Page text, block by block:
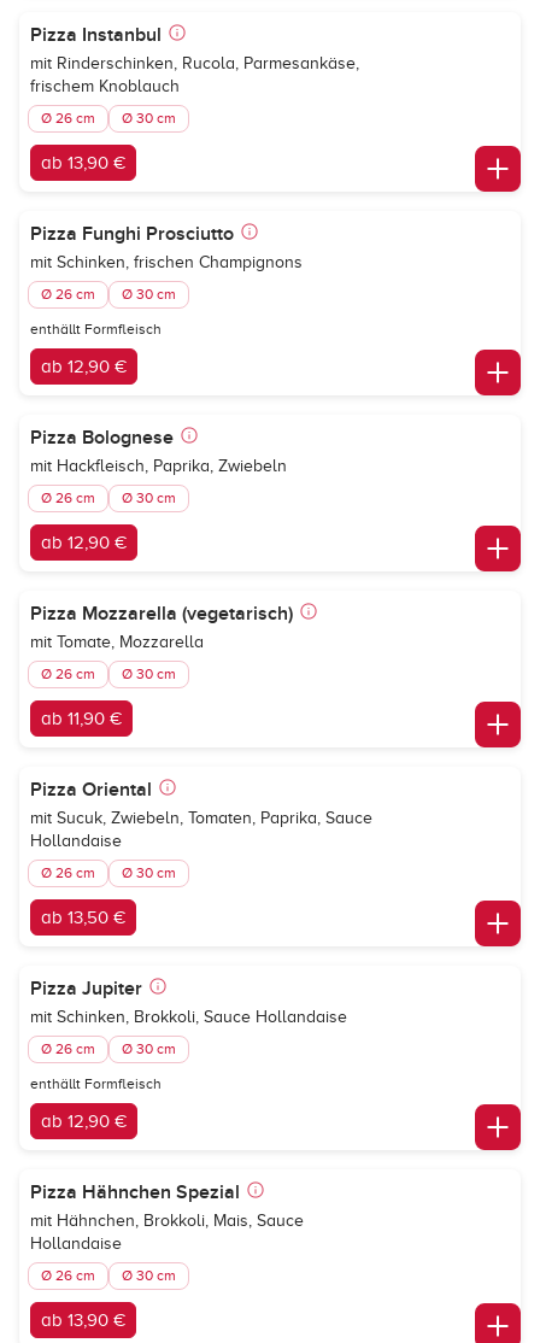
Pizza Instanbul
mit Rinderschinken, Rucola, Parmesankäse,
frischem Knoblauch
Ø 26 cm Ø 30 cm
ab 13,90 €
Pizza Funghi Prosciutto
mit Schinken, frischen Champignons
Ø 26 cm Ø 30 cm
enthällt Formfleisch
ab 12,90 €
Pizza Bolognese
mit Hackfleisch, Paprika, Zwiebeln
Ø 26 cm Ø 30 cm
ab 12,90 €
Pizza Mozzarella (vegetarisch)
mit Tomate, Mozzarella
Ø 26 cm Ø 30 cm
ab 11,90 €
Pizza Oriental
mit Sucuk, Zwiebeln, Tomaten, Paprika, Sauce
Hollandaise
Ø 26 cm Ø 30 cm
ab 13,50 €
Pizza Jupiter
mit Schinken, Brokkoli, Sauce Hollandaise
Ø 26 cm Ø 30 cm
enthällt Formfleisch
ab 12,90 €
Pizza Hähnchen Spezial
mit Hähnchen, Brokkoli, Mais, Sauce
Hollandaise
Ø 26 cm Ø 30 cm
ab 13,90 €